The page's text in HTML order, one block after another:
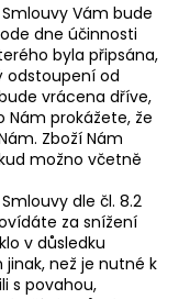
Vám bude
dne účinnosti
byla připsána,
odstoupení od
vrácena dříve,
Nám prokážete, že
Zboží Nám
možno včetně
dle čl. 8.2
za snížení
v důsledku
než je nutné k
s povahou,